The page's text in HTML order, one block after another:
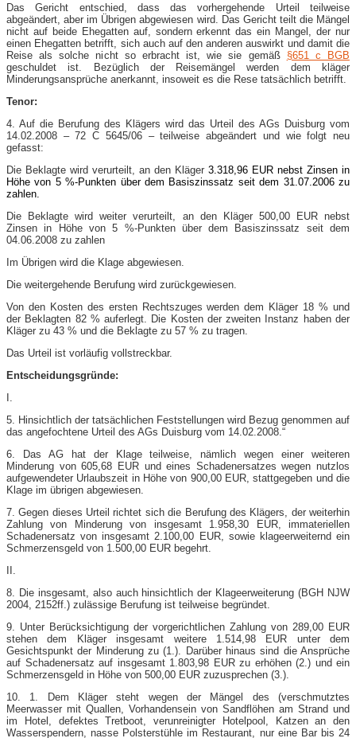
Das Gericht entschied, dass das vorhergehende Urteil teilweise
abgeändert, aber im Übrigen abgewiesen wird. Das Gericht teilt die Mängel
nicht auf beide Ehegatten auf, sondern erkennt das ein Mangel, der nur
einen Ehegatten betrifft, sich auch auf den anderen auswirkt und damit die
Reise als solche nicht so erbracht ist, wie sie gemäß §651 c BGB
geschuldet ist. Bezüglich der Reisemängel werden dem kläger
Minderungsansprüche anerkannt, insoweit es die Rese tatsächlich betrifft.
Tenor:
4. Auf die Berufung des Klägers wird das Urteil des AGs Duisburg vom
14.02.2008 – 72 C 5645/06 – teilweise abgeändert und wie folgt neu
gefasst:
Die Beklagte wird verurteilt, an den Kläger 3.318,96 EUR nebst Zinsen in
Höhe von 5 %-Punkten über dem Basiszinssatz seit dem 31.07.2006 zu
zahlen.
Die Beklagte wird weiter verurteilt, an den Kläger 500,00 EUR nebst
Zinsen in Höhe von 5 %-Punkten über dem Basiszinssatz seit dem
04.06.2008 zu zahlen
Im Übrigen wird die Klage abgewiesen.
Die weitergehende Berufung wird zurückgewiesen.
Von den Kosten des ersten Rechtszuges werden dem Kläger 18 % und
der Beklagten 82 % auferlegt. Die Kosten der zweiten Instanz haben der
Kläger zu 43 % und die Beklagte zu 57 % zu tragen.
Das Urteil ist vorläufig vollstreckbar.
Entscheidungsgründe:
I.
5. Hinsichtlich der tatsächlichen Feststellungen wird Bezug genommen auf
das angefochtene Urteil des AGs Duisburg vom 14.02.2008.“
6. Das AG hat der Klage teilweise, nämlich wegen einer weiteren
Minderung von 605,68 EUR und eines Schadenersatzes wegen nutzlos
aufgewendeter Urlaubszeit in Höhe von 900,00 EUR, stattgegeben und die
Klage im übrigen abgewiesen.
7. Gegen dieses Urteil richtet sich die Berufung des Klägers, der weiterhin
Zahlung von Minderung von insgesamt 1.958,30 EUR, immateriellen
Schadenersatz von insgesamt 2.100,00 EUR, sowie klageerweiternd ein
Schmerzensgeld von 1.500,00 EUR begehrt.
II.
8. Die insgesamt, also auch hinsichtlich der Klageerweiterung (BGH NJW
2004, 2152ff.) zulässige Berufung ist teilweise begründet.
9. Unter Berücksichtigung der vorgerichtlichen Zahlung von 289,00 EUR
stehen dem Kläger insgesamt weitere 1.514,98 EUR unter dem
Gesichtspunkt der Minderung zu (1.). Darüber hinaus sind die Ansprüche
auf Schadenersatz auf insgesamt 1.803,98 EUR zu erhöhen (2.) und ein
Schmerzensgeld in Höhe von 500,00 EUR zuzusprechen (3.).
10. 1. Dem Kläger steht wegen der Mängel des (verschmutztes
Meerwasser mit Quallen, Vorhandensein von Sandflöhen am Strand und
im Hotel, defektes Tretboot, verunreinigter Hotelpool, Katzen an den
Wasserspendern, nasse Polsterstühle im Restaurant, nur eine Bar bis 24